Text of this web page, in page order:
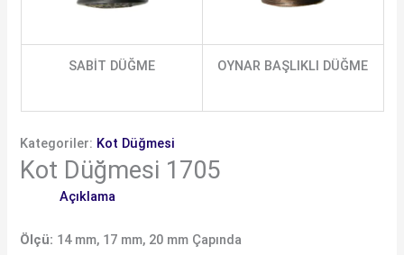
SABİT DÜĞME OYNAR BAŞLIKLI DÜĞME
Kategoriler: Kot Düğmesi
Kot Düğmesi 1705
Açıklama
Ölçü: 14 mm, 17 mm, 20 mm Çapında